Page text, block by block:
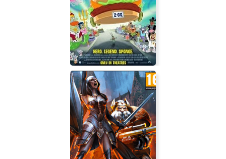
WolfQuest: Classic
SpongeBob SquarePants: The
Movie